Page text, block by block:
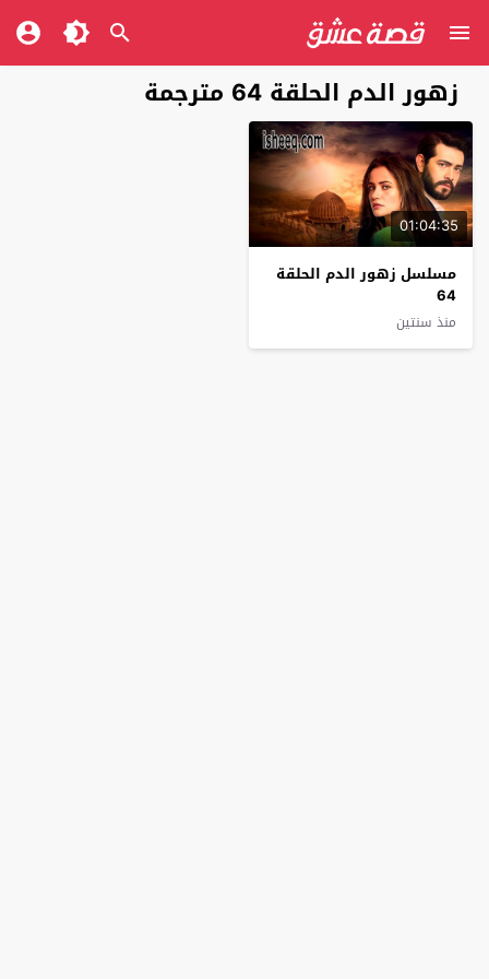
زهور الدم الحلقة 64 مترجمة
01:04:35
مسلسل زهور الدم الحلقة
64
منذ سنتين